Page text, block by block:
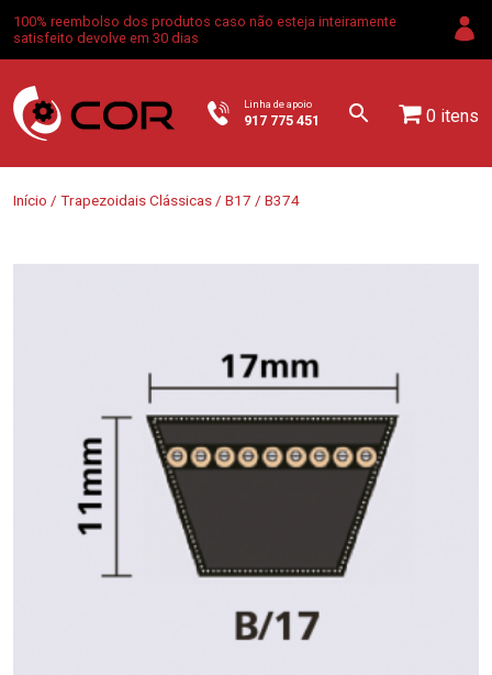
100% reembolso dos produtos caso não esteja inteiramente
satisfeito devolve em 30 dias
Linha de apoio
917 775 451 0 itens
Início / Trapezoidais Clássicas / B17 / B374